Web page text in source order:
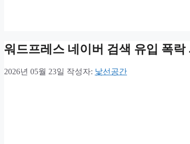
워드프레스 네이버 검색 유입 폭락
2026년 05월 23일 작성자: 낯선공간